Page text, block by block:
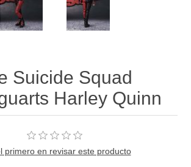
Suicide Squad
Harley Quinn
primero en revisar este producto